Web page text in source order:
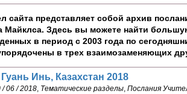
сайта представляет собой архив
Майклса. Здесь вы можете найти бо
в период с 2003 года по
в трех взаимозаменяющих
Инь, Казахстан 2018
/ 06 / 2018, Тематические разделы, Послания